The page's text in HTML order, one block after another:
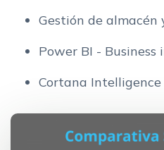
Gestión de almacén
Power BI - Business
Cortana